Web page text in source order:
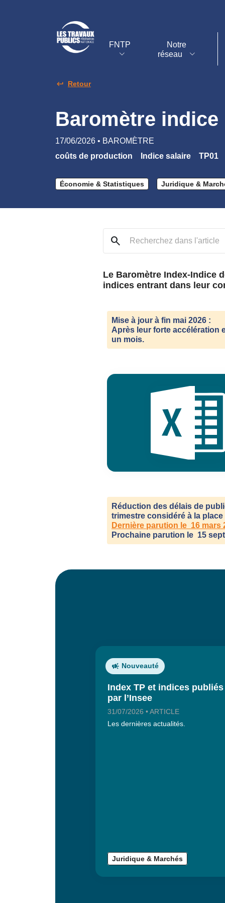
FNTP
Notre
réseau
Retour
Baromètre indice
17/06/2026 • BAROMÈTRE
coûts de production
Indice salaire TP01
Économie & Statistiques Juridique &
search
Le Baromètre Index-Indice
indices entrant dans leur
Mise à jour à fin mai 2026 :
Après leur forte accélération
un mois.
Réduction des délais de
trimestre considéré à la place
Dernière parution le 16 mars
Prochaine parution le 15
Nouveauté
Index TP et indices publiés
par l’Insee
31/07/2026 • ARTICLE
Les dernières actualités.
Juridique & Marchés